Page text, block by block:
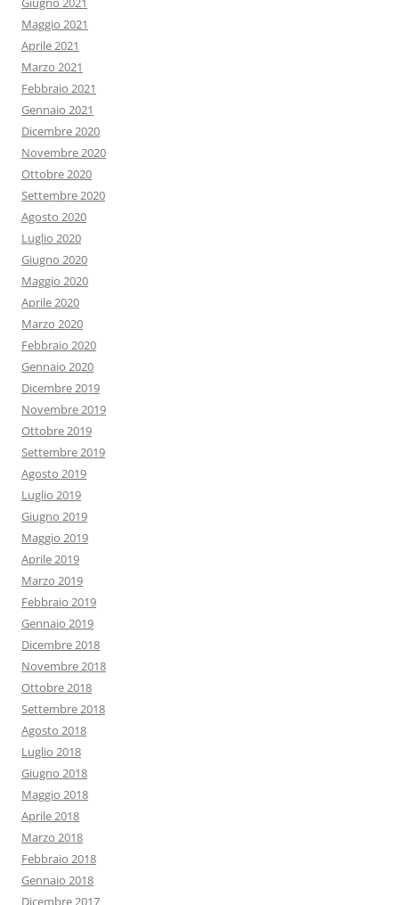
Maggio 2021
Aprile 2021
Marzo 2021
Febbraio 2021
Gennaio 2021
Dicembre 2020
Novembre 2020
Ottobre 2020
Settembre 2020
Agosto 2020
Luglio 2020
Giugno 2020
Maggio 2020
Aprile 2020
Marzo 2020
Febbraio 2020
Gennaio 2020
Dicembre 2019
Novembre 2019
Ottobre 2019
Settembre 2019
Agosto 2019
Luglio 2019
Giugno 2019
Maggio 2019
Aprile 2019
Marzo 2019
Febbraio 2019
Gennaio 2019
Dicembre 2018
Novembre 2018
Ottobre 2018
Settembre 2018
Agosto 2018
Luglio 2018
Giugno 2018
Maggio 2018
Aprile 2018
Marzo 2018
Febbraio 2018
Gennaio 2018